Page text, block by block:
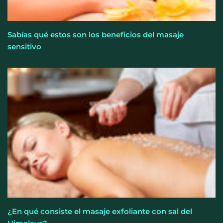
Sabías qué estos son los beneficios del masaje
sensitivo
¿En qué consiste el masaje exfoliante con sal del